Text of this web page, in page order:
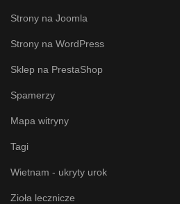
Strony na Joomla
Strony na WordPress
Sklep na PrestaShop
Spamerzy
Mapa witryny
Tagi
Wietnam - ukryty urok
Zioła lecznicze